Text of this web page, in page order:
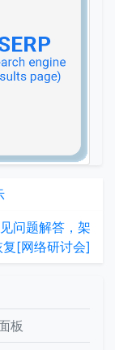
问题解答，架
[网络研讨会]
板